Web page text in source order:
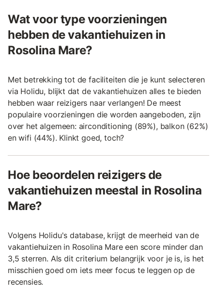
Wat voor type voorzieningen
hebben de vakantiehuizen in
Rosolina Mare?
Met betrekking tot de faciliteiten die je kunt selecteren
via Holidu, blijkt dat de vakantiehuizen alles te bieden
hebben waar reizigers naar verlangen! De meest
populaire voorzieningen die worden aangeboden, zijn
over het algemeen: airconditioning (89%), balkon (62%)
en wifi (44%). Klinkt goed, toch?
Hoe beoordelen reizigers de
vakantiehuizen meestal in Rosolina
Mare?
Volgens Holidu's database, krijgt de meerheid van de
vakantiehuizen in Rosolina Mare een score minder dan
3,5 sterren. Als dit criterium belangrijk voor je is, is het
misschien goed om iets meer focus te leggen op de
recensies.